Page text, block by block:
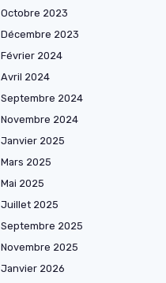
Octobre 2023
Décembre 2023
Février 2024
Avril 2024
Septembre 2024
Novembre 2024
Janvier 2025
Mars 2025
Mai 2025
Juillet 2025
Septembre 2025
Novembre 2025
Janvier 2026